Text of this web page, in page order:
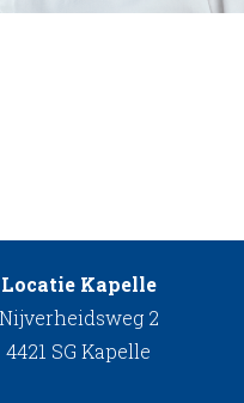
Locatie Kapelle
Nijverheidsweg 2
4421 SG Kapelle